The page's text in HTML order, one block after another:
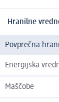
Hranilne
Povprečna
Energijska
Maščobe